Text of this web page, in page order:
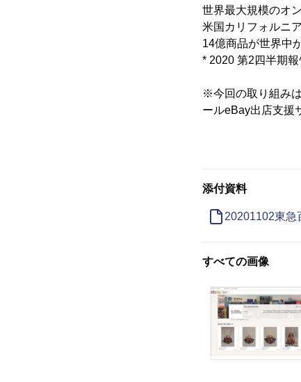
世界最大規模のオ
米国カリフォルニ
14億商品が世界中
* 2020 第2四半期
※今回の取り組み
ールeBay出店支援
添付資料
20201102東急
すべての画像